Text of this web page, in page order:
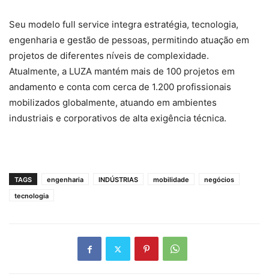
Seu modelo full service integra estratégia, tecnologia,
engenharia e gestão de pessoas, permitindo atuação em
projetos de diferentes níveis de complexidade.
Atualmente, a LUZA mantém mais de 100 projetos em
andamento e conta com cerca de 1.200 profissionais
mobilizados globalmente, atuando em ambientes
industriais e corporativos de alta exigência técnica.
TAGS engenharia INDÚSTRIAS mobilidade
negócios
tecnologia